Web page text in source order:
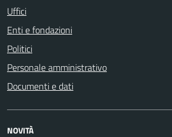
Uffici
Enti e fondazioni
Politici
Personale amministrativo
Documenti e dati
NOVITÀ